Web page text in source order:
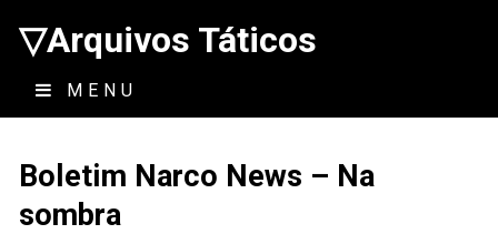
▽Arquivos Táticos
MENU
Boletim Narco News – Na
sombra